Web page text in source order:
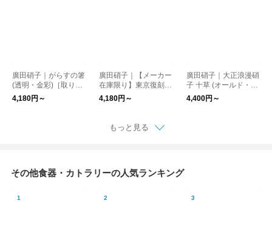
廣田硝子｜がらすの箸
(透明・金彩)［取り
箸・取り分け箸・日本
製］
4,180円～
廣田硝子｜【メーカー
在庫限り】東京復刻ガ
ラス BRUNCH (ブラ
ンチ)［コップ・グラ
4,180円～
廣田硝子｜大正浪漫硝
子 十草 (オールド・タ
ンブラー)［グラス・
コップ・日本製］
4,400円～
もっと見る
その他食器・カトラリーの人気ランキング